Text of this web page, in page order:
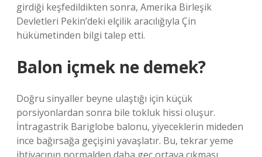
girdiği keşfedildikten sonra, Amerika Birleşik
Devletleri Pekin’deki elçilik aracılığıyla Çin
hükümetinden bilgi talep etti.
Balon içmek ne demek?
Doğru sinyaller beyne ulaştığı için küçük
porsiyonlardan sonra bile tokluk hissi oluşur.
İntragastrik Bariglobe balonu, yiyeceklerin mideden
ince bağırsağa geçişini yavaşlatır. Bu, tekrar yeme